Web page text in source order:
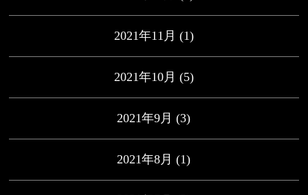
2021年11月 (1)
2021年10月 (5)
2021年9月 (3)
2021年8月 (1)